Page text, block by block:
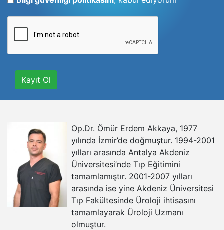
Kayıt Ol
Op.Dr. Ömür Erdem Akkaya, 1977
yılında İzmir’de doğmuştur. 1994-2001
yılları arasında Antalya Akdeniz
Üniversitesi’nde Tıp Eğitimini
tamamlamıştır. 2001-2007 yılları
arasında ise yine Akdeniz Üniversitesi
Tıp Fakültesinde Üroloji ihtisasını
tamamlayarak Üroloji Uzmanı
olmuştur.